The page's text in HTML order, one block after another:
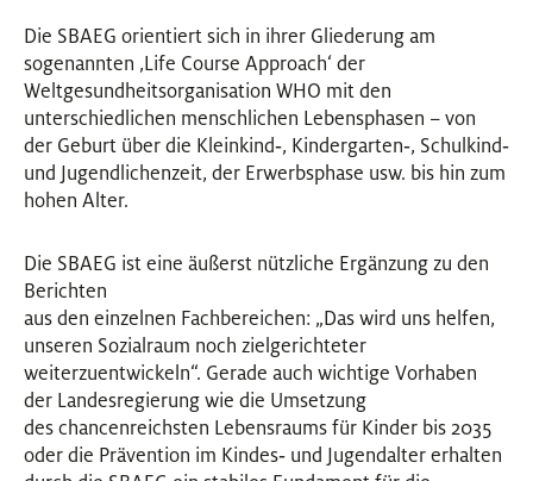
Die SBAEG orientiert sich in ihrer Gliederung am
sogenannten ‚Life Course Approach‘ der
Weltgesundheitsorganisation WHO mit den
unterschiedlichen menschlichen Lebensphasen – von
der Geburt über die Kleinkind‐, Kindergarten‐, Schulkind‐
und Jugendlichenzeit, der Erwerbsphase usw. bis hin zum
hohen Alter.
Die SBAEG ist eine äußerst nützliche Ergänzung zu den
Berichten
aus den einzelnen Fachbereichen: „Das wird uns helfen,
unseren Sozialraum noch zielgerichteter
weiterzuentwickeln“. Gerade auch wichtige Vorhaben
der Landesregierung wie die Umsetzung
des chancenreichsten Lebensraums für Kinder bis 2035
oder die Prävention im Kindes‐ und Jugendalter erhalten